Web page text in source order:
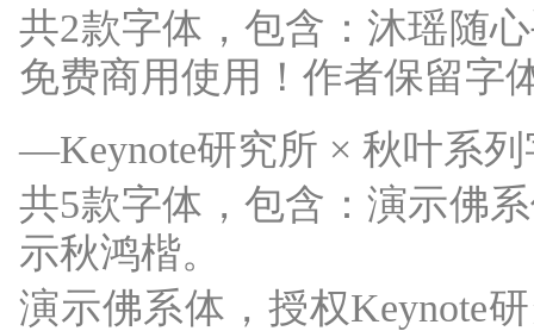
共2款字体，包含：沐瑶随
免费商用使用！作者保留字
—Keynote研究所 × 秋叶系列
共5款字体，包含：演示佛
示秋鸿楷。
演示佛系体，授权Keynote